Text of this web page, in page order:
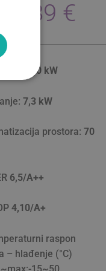
1.089 €
7,0 kW
7,3 kW
prostora:70
6,5/A++
4,10/A+
raspon
– hlađenje (°C)